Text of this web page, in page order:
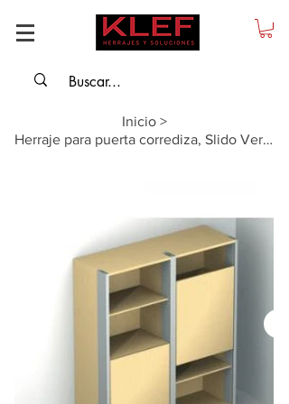
Inicio >
Herraje para puerta corrediza, Slido Vertico 20 VF W, para 1 puerta, peso 20 ...